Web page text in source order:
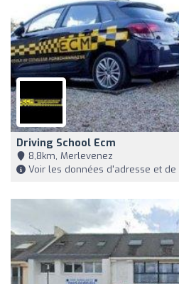
Driving School Ecm
8,8km, Merlevenez
Voir les données d'adresse et de